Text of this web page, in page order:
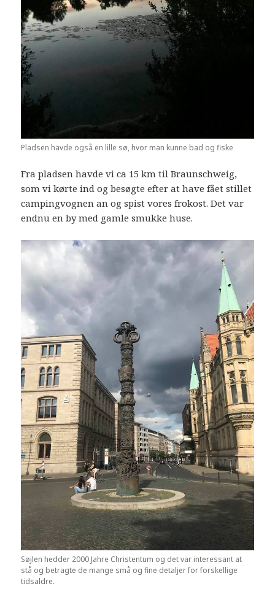
Pladsen havde også en lille sø, hvor man kunne bad og fiske
Fra pladsen havde vi ca 15 km til Braunschweig,
som vi kørte ind og besøgte efter at have fået stillet
campingvognen an og spist vores frokost. Det var
endnu en by med gamle smukke huse.
Søjlen hedder 2000 Jahre Christentum og det var interessant at
stå og betragte de mange små og fine detaljer for forskellige
tidsaldre.